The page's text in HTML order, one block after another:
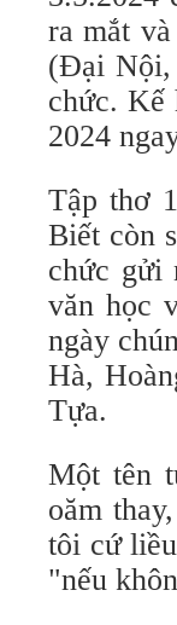
ra mắt
(Đại Nội,
chức. Kế
2024
Tập thơ
Biết còn
chức gửi
văn học
ngày
Hà,
Tựa.
Một tên
oăm
tôi cứ
"nếu